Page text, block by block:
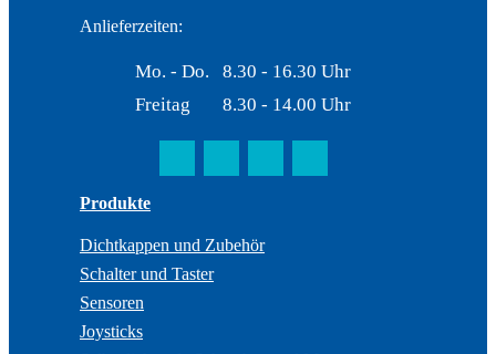
Anlieferzeiten:
Mo. - Do.
8.30 - 16.30 Uhr
Freitag
8.30 - 14.00 Uhr
Produkte
Dichtkappen und Zubehör
Schalter und Taster
Sensoren
Joysticks